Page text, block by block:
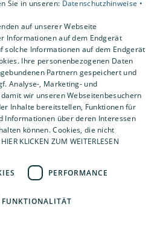
17
Sie in unseren: Datenschutzhinweise •
auf unserer Webseite
Informationen auf dem Endgerät
solche Informationen auf dem Endgerät
Ihre personenbezogenen Daten
Partnern gespeichert und
Analyse-, Marketing- und
wir unseren Webseitenbesuchern
Inhalte bereitstellen, Funktionen für
Informationen über deren Interessen
können. Cookies, die nicht
KLICKEN ZUM WEITERLESEN
PERFORMANCE
FUNKTIONALITÄT